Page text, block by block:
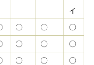
イ
〇 〇
〇
〇 〇
〇
〇 〇
〇